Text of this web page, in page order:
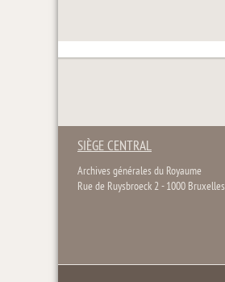
SIÈGE CENTRAL
Archives générales du Royaume
Rue de Ruysbroeck 2 - 1000 Bruxelles